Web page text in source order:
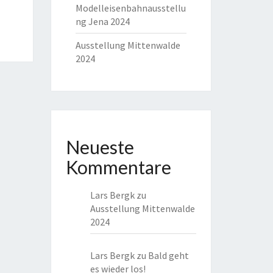
Modelleisenbahnausstellu
ng Jena 2024
Ausstellung Mittenwalde
2024
Neueste
Kommentare
Lars Bergkzu
Ausstellung Mittenwalde
2024
Lars Bergkzu Bald geht
es wieder los!